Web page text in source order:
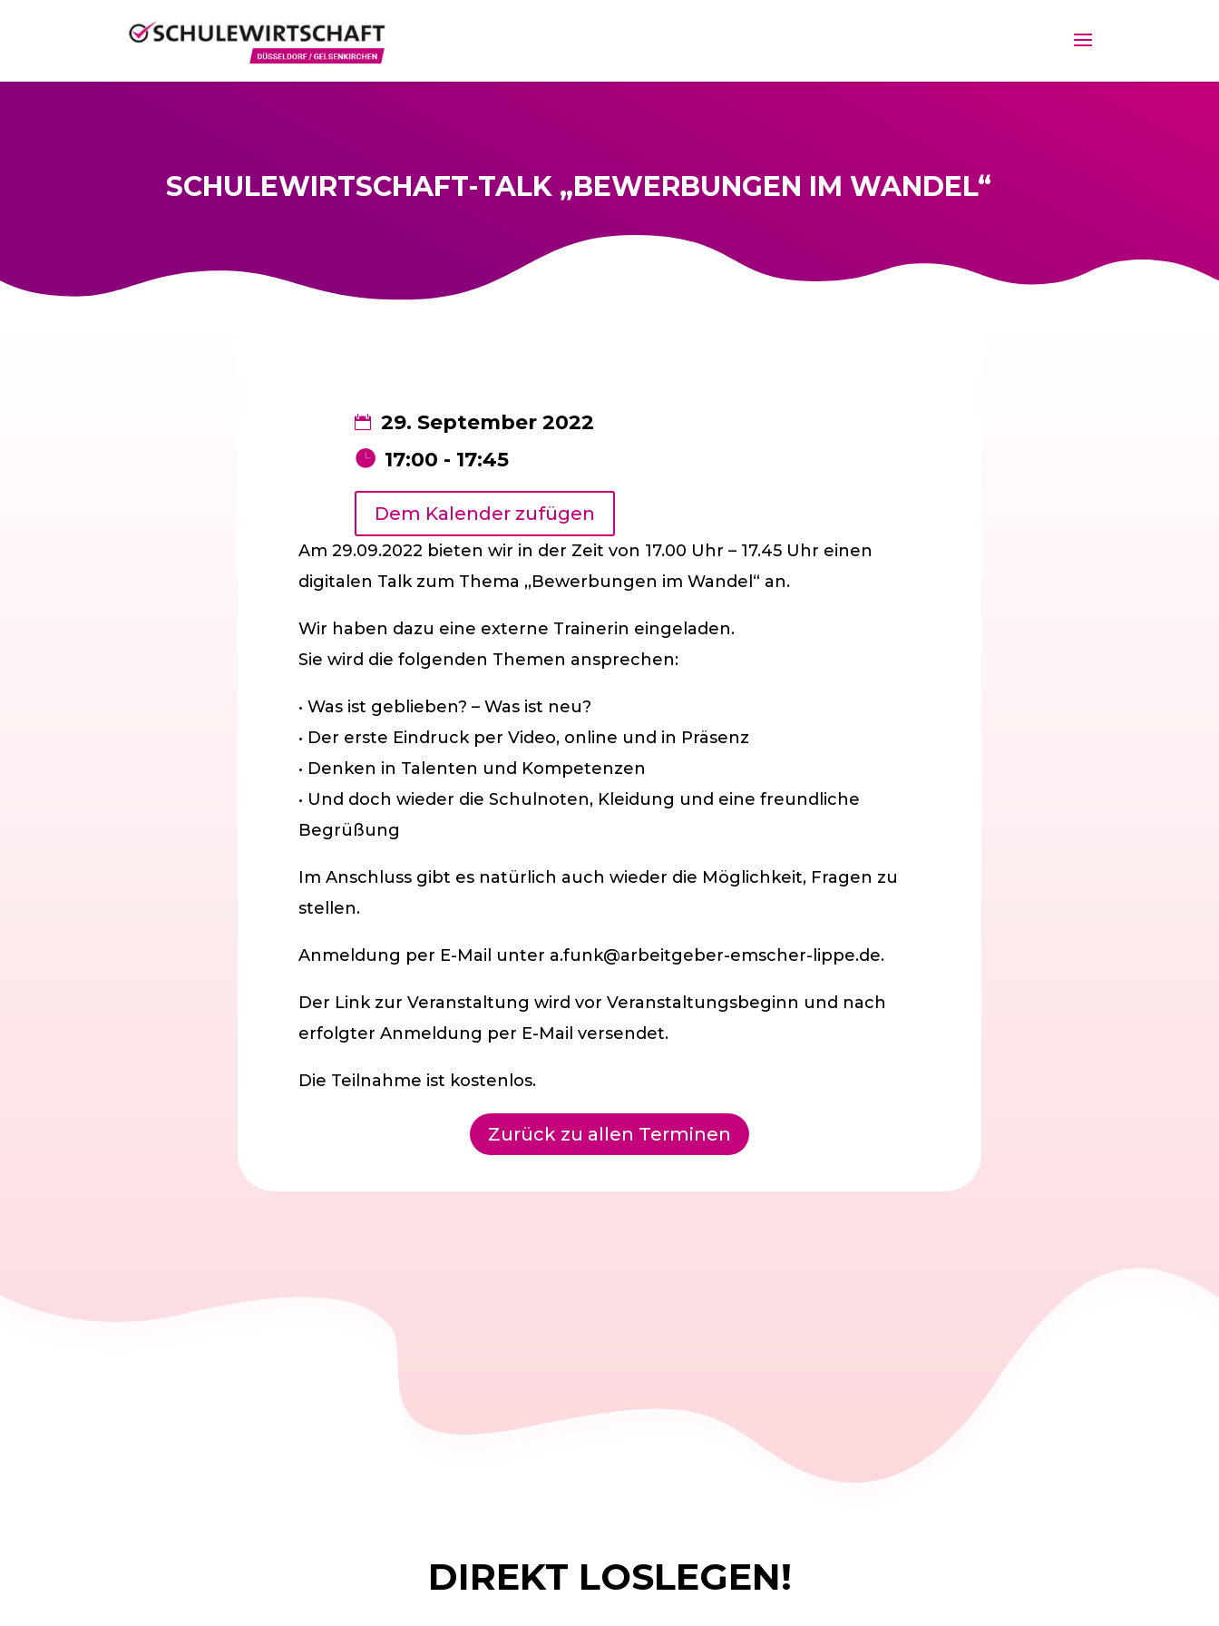
SCHULEWIRTSCHAFT-TALK „BEWERBUNGEN IM WANDEL“
29. September 2022
17:00 - 17:45
Dem Kalender zufügen
Am 29.09.2022 bieten wir in der Zeit von 17.00 Uhr – 17.45 Uhr einen
digitalen Talk zum Thema ,,Bewerbungen im Wandel“ an.
Wir haben dazu eine externe Trainerin eingeladen.
Sie wird die folgenden Themen ansprechen:
• Was ist geblieben? – Was ist neu?
• Der erste Eindruck per Video, online und in Präsenz
• Denken in Talenten und Kompetenzen
• Und doch wieder die Schulnoten, Kleidung und eine freundliche
Begrüßung
Im Anschluss gibt es natürlich auch wieder die Möglichkeit, Fragen zu
stellen.
Anmeldung per E-Mail unter a.funk@arbeitgeber-emscher-lippe.de.
Der Link zur Veranstaltung wird vor Veranstaltungsbeginn und nach
erfolgter Anmeldung per E-Mail versendet.
Die Teilnahme ist kostenlos.
Zurück zu allen Terminen
DIREKT LOSLEGEN!